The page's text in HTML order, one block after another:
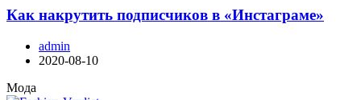
Как накрутить подписчиков в «Инстаграме»
admin
2020-08-10
Мода